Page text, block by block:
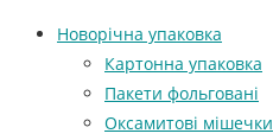
Новорічна упаковка
Картонна упаковка
Пакети фольговані
Оксамитові мішечки